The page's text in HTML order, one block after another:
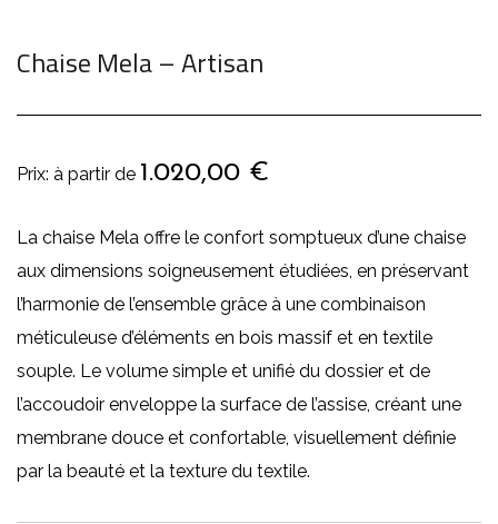
Chaise Mela – Artisan
1.020,00 €
La chaise Mela offre le confort somptueux d’une chaise
aux dimensions soigneusement étudiées, en préservant
l’harmonie de l’ensemble grâce à une combinaison
méticuleuse d’éléments en bois massif et en textile
souple. Le volume simple et unifié du dossier et de
l’accoudoir enveloppe la surface de l’assise, créant une
membrane douce et confortable, visuellement définie
par la beauté et la texture du textile.